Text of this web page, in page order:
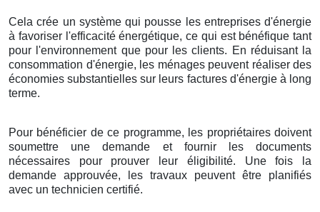
Cela crée un système qui pousse les entreprises d'énergie
à favoriser l'efficacité énergétique, ce qui est bénéfique tant
pour l'environnement que pour les clients. En réduisant la
consommation d'énergie, les ménages peuvent réaliser des
économies substantielles sur leurs factures d'énergie à long
terme.
Pour bénéficier de ce programme, les propriétaires doivent
soumettre une demande et fournir les documents
nécessaires pour prouver leur éligibilité. Une fois la
demande approuvée, les travaux peuvent être planifiés
avec un technicien certifié.